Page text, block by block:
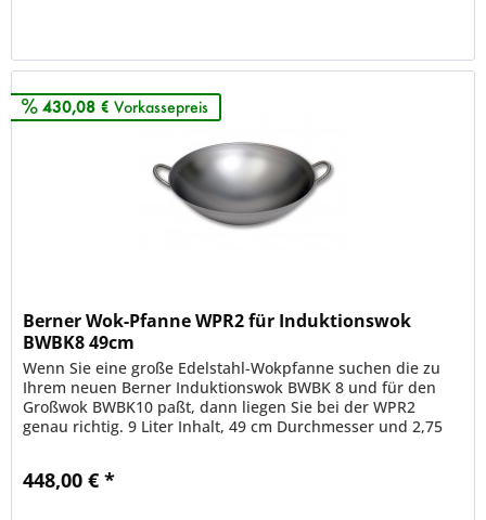
430,08 € Vorkassepreis
Berner Wok-Pfanne WPR2 für Induktionswok
BWBK8 49cm
Wenn Sie eine große Edelstahl-Wokpfanne suchen die zu
Ihrem neuen Berner Induktionswok BWBK 8 und für den
Großwok BWBK10 paßt, dann liegen Sie bei der WPR2
genau richtig. 9 Liter Inhalt, 49 cm Durchmesser und 2,75
448,00 € *